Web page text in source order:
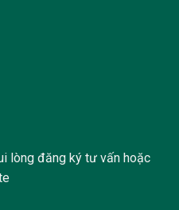
lòng đăng ký tư vấn hoặc